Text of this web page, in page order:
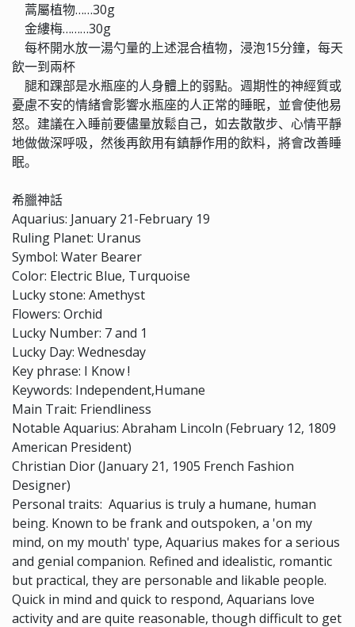
蒿屬植物……30g
金縷梅………30g
每杯開水放一湯勺量的上述混合植物，浸泡15分鐘，每天
飲一到兩杯
腿和踝部是水瓶座的人身體上的弱點。週期性的神經質或
憂慮不安的情緒會影響水瓶座的人正常的睡眠，並會使他易
怒。建議在入睡前要儘量放鬆自己，如去散散步、心情平靜
地做做深呼吸，然後再飲用有鎮靜作用的飲料，將會改善睡
眠。
希臘神話
Aquarius: January 21-February 19
Ruling Planet: Uranus
Symbol: Water Bearer
Color: Electric Blue, Turquoise
Lucky stone: Amethyst
Flowers: Orchid
Lucky Number: 7 and 1
Lucky Day: Wednesday
Key phrase: I Know !
Keywords: Independent,Humane
Main Trait: Friendliness
Notable Aquarius: Abraham Lincoln (February 12, 1809
American President)
Christian Dior (January 21, 1905 French Fashion
Designer)
Personal traits: Aquarius is truly a humane, human
being. Known to be frank and outspoken, a 'on my
mind, on my mouth' type, Aquarius makes for a serious
and genial companion. Refined and idealistic, romantic
but practical, they are personable and likable people.
Quick in mind and quick to respond, Aquarians love
activity and are quite reasonable, though difficult to get